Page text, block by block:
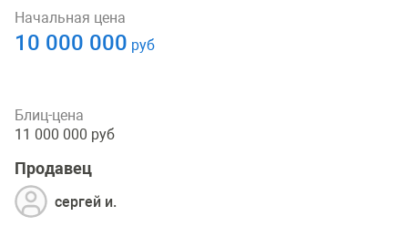
Начальная цена
10 000 000 руб
Блиц-цена
11 000 000 руб
Продавец
сергей и.